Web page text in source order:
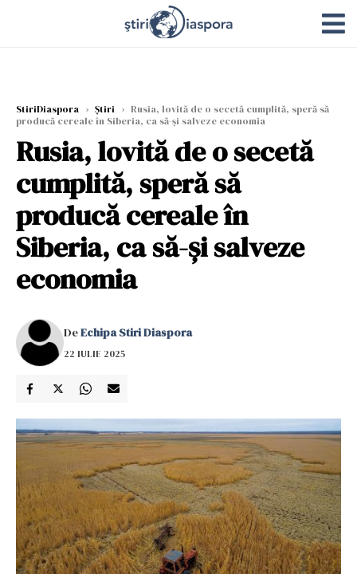
StiriDiaspora › Știri › Rusia, lovită de o secetă cumplită, speră să
producă cereale în Siberia, ca să-și salveze economia
Rusia, lovită de o secetă
cumplită, speră să
producă cereale în
Siberia, ca să-și salveze
economia
DeEchipa Stiri Diaspora
22 IULIE 2025